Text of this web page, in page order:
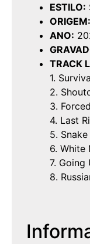
ESTILO:
ORIGEM:
ANO:
TRACK
1.
2.
3.
4. Last
5.
6. White
7. Going
8.